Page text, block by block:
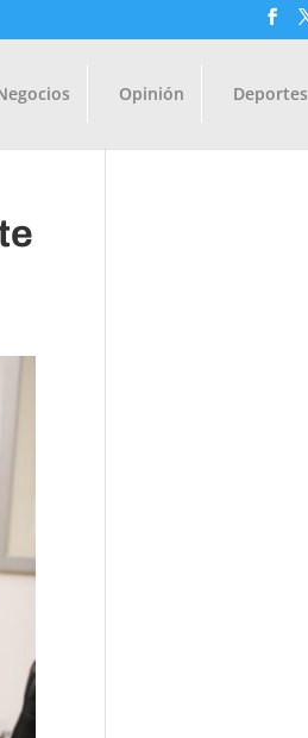
Opinión Deportes